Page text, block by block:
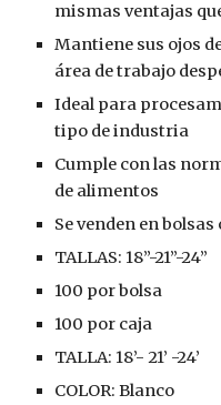
mismas ventajas
Mantiene sus ojos
área de trabajo
Ideal para
tipo de industria
Cumple con las
de alimentos
Se venden en
TALLAS: 18”-21”-24”
100 por bolsa
100 por caja
TALLA: 18’- 21’ -24’
COLOR: Blanco